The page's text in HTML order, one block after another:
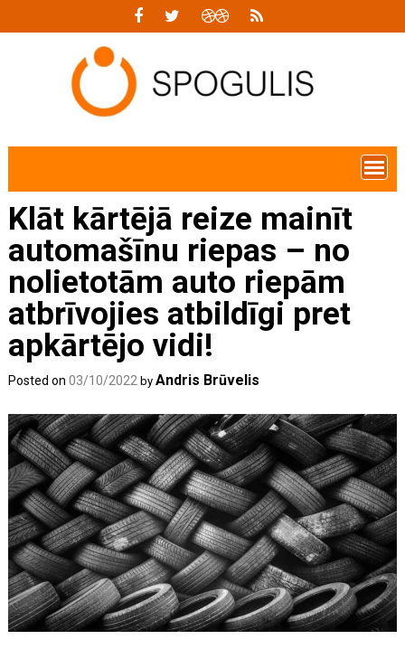
Klāt kārtējā reize mainīt
automašīnu riepas – no
nolietotām auto riepām
atbrīvojies atbildīgi pret
apkārtējo vidi!
Posted on03/10/2022 byAndris Brūvelis